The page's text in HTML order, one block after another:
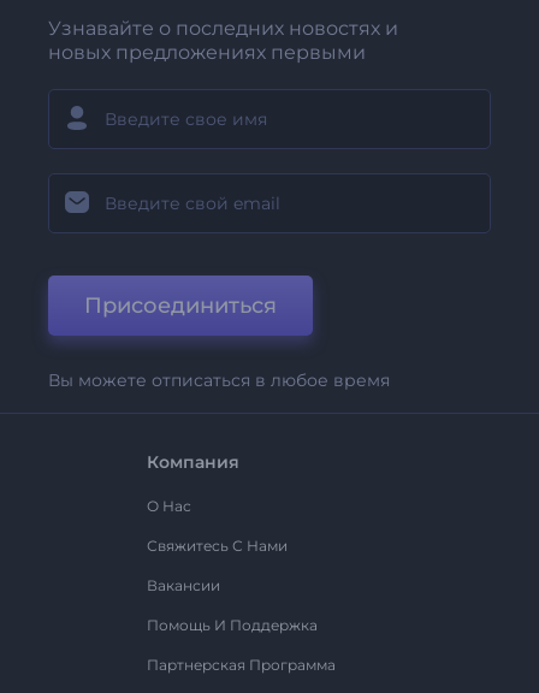
Узнавайте о последних новостях и
новых предложениях первыми
Присоединиться
Вы можете отписаться в любое время
Компания
О Нас
Свяжитесь С Нами
Вакансии
Помощь И Поддержка
Партнерская Программа